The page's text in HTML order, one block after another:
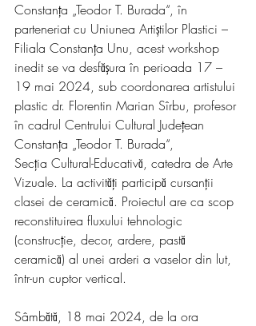
Constanța „Teodor T. Burada“, în
parteneriat cu Uniunea Artiștilor Plastici –
Filiala Constanța Unu, acest workshop
inedit se va desfășura în perioada 17 –
19 mai 2024, sub coordonarea artistului
plastic dr. Florentin Marian Sîrbu, profesor
în cadrul Centrului Cultural Județean
Constanța „Teodor T. Burada“,
Secția Cultural-Educativă, catedra de Arte
Vizuale. La activități participă cursanții
clasei de ceramică. Proiectul are ca scop
reconstituirea fluxului tehnologic
(construcție, decor, ardere, pastă
ceramică) al unei arderi a vaselor din lut,
într-un cuptor vertical.
Sâmbătă, 18 mai 2024, de la ora